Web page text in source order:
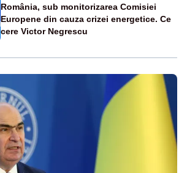
România, sub monitorizarea Comisiei
Europene din cauza crizei energetice. Ce
cere Victor Negrescu